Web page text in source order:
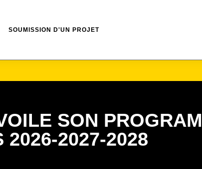
SOUMISSION D'UN PROJET
SON
2026-2027-2028